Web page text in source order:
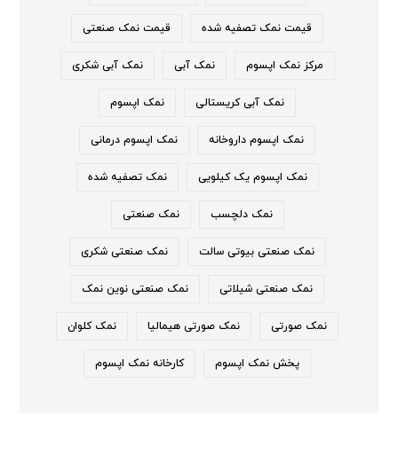
قیمت نمک تصفیه شده قیمت نمک صنعتی
مرکز نمک اپسوم نمک آبی نمک آبی شکری
نمک آبی کریستالی نمک اپسوم
نمک اپسوم داروخانه نمک اپسوم درمانی
نمک اپسوم یک کیلویی نمک تصفیه شده
نمک دلچسب نمک صنعتی
نمک صنعتی بیوتی سالت نمک صنعتی شکری
نمک صنعتی شیلاتی نمک صنعتی نوین نمک
نمک صورتی نمک صورتی هیمالیا نمک کلوان
پخش نمک اپسوم کارخانه نمک اپسوم